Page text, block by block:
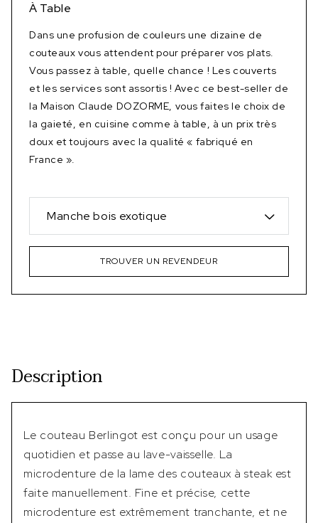
À Table
Dans une profusion de couleurs une dizaine de
couteaux vous attendent pour préparer vos plats.
Vous passez à table, quelle chance ! Les couverts
et les services sont assortis ! Avec ce best-seller de
la Maison Claude DOZORME, vous faites le choix de
la gaieté, en cuisine comme à table, à un prix très
doux et toujours avec la qualité « fabriqué en
France ».
Manche bois exotique
TROUVER UN REVENDEUR
Description
Le couteau Berlingot est conçu pour un usage
quotidien et passe au lave-vaisselle. La
microdenture de la lame des couteaux à steak est
faite manuellement. Fine et précise, cette
microdenture est extrêmement tranchante, et ne